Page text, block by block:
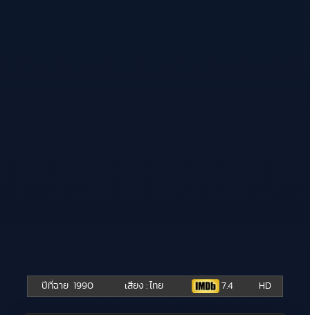
ปีที่ฉาย 1990 เสียง : ไทย 7.4 HD